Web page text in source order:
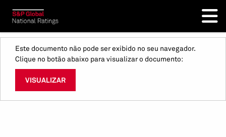
Este documento não pode ser exibido no seu navegador.
Clique no botão abaixo para visualizar o documento:
VISUALIZAR